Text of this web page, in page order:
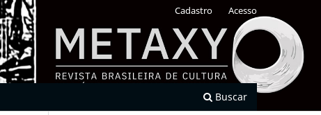
Buscar
Cadastro Acesso